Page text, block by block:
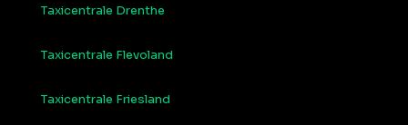
Taxicentrale Drenthe
Taxicentrale Flevoland
Taxicentrale Friesland